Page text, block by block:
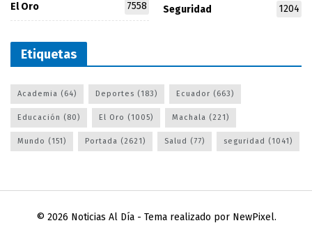
El Oro 7558 Seguridad 1204
Etiquetas
Academia (64) Deportes (183) Ecuador (663)
Educación (80) El Oro (1005) Machala (221)
Mundo (151) Portada (2621) Salud (77) seguridad (1041)
© 2026 Noticias Al Día- Tema realizado por NewPixel.